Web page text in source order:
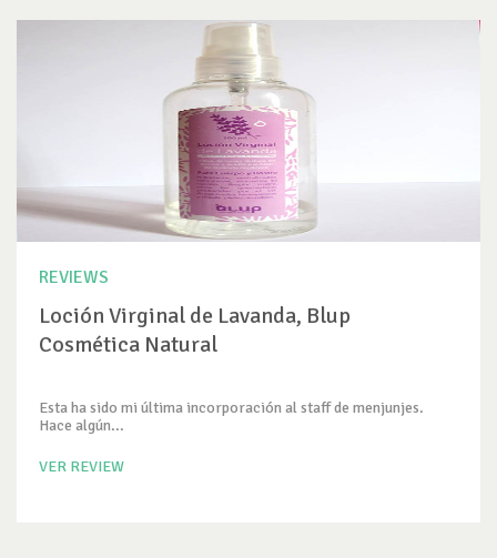
REVIEWS
Loción Virginal de Lavanda, Blup
Cosmética Natural
Esta ha sido mi última incorporación al staff de menjunjes.
Hace algún...
VER REVIEW